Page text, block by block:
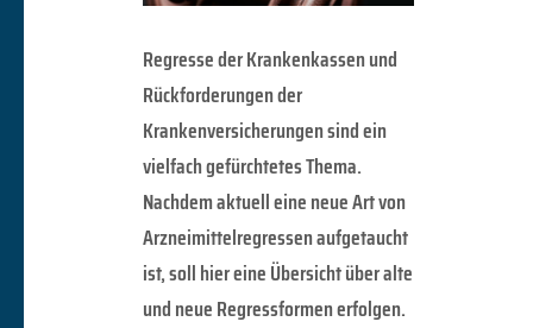
Regresse der Krankenkassen und
Rückforderungen der
Krankenversicherungen sind ein
vielfach gefürchtetes Thema.
Nachdem aktuell eine neue Art von
Arzneimittelregressen aufgetaucht
ist, soll hier eine Übersicht über alte
und neue Regressformen erfolgen.